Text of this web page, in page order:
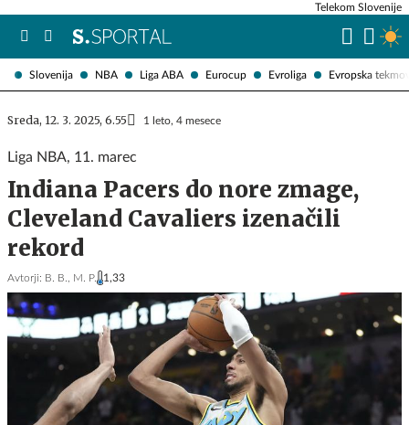
Slovenija NBA Liga ABA Eurocup Evroliga Evropska
Telekom Slovenije
Sreda, 12. 3. 2025, 6.55 1 leto, 4 mesece
Liga NBA, 11. marec
Indiana Pacers do nore zmage,
Cleveland Cavaliers izenačili
rekord
Avtorji: B. B., M. P. 1,33